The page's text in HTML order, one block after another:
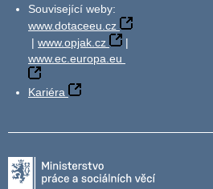
Související weby:
www.dotaceeu.cz
| www.opjak.cz
|
www.ec.europa.eu
Kariéra